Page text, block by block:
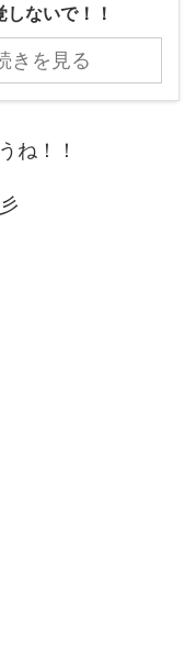
ないで！！
きを見る
ね！！